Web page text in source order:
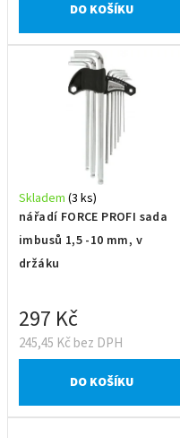
DO KOŠÍKU
nářadí FORCE PROFI sada
imbusů 1,5 -10 mm, v
držáku
Skladem (3 ks)
245,45 Kč bez DPH
297 Kč
DO KOŠÍKU